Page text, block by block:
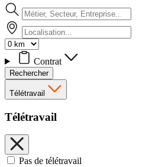
Contrat
Rechercher
Télétravail
Télétravail
Pas de télétravail